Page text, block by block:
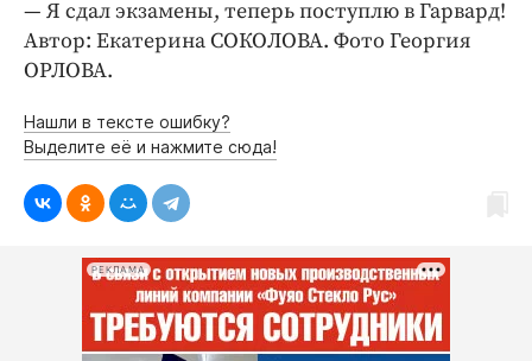
— Я сдал экзамены, теперь поступлю в Гарвард!
Автор: Екатерина СОКОЛОВА. Фото Георгия
ОРЛОВА.
Нашли в тексте ошибку?
Выделите её и нажмите сюда!
РЕКЛАМА